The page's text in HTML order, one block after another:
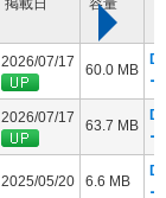
掲載日 容量
2026/07/17 60.0 MB
2026/07/17 63.7 MB
2025/05/20 6.6 MB